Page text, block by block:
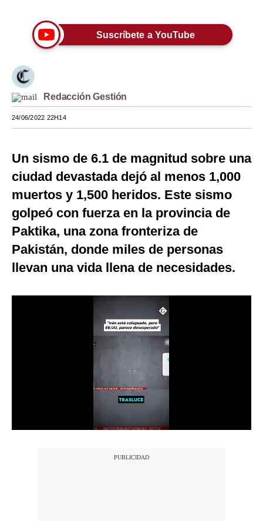
Viajes
Estilos
Mundo
México
España
Internacional
Tecnología
Club del Suscriptor
Mix
G de Gestión
Suscríbete a YouTube
Redacción Gestión
24/06/2022 22H14
Un sismo de 6.1 de magnitud sobre una
ciudad devastada dejó al menos 1,000
muertos y 1,500 heridos. Este sismo
golpeó con fuerza en la provincia de
Paktika, una zona fronteriza de
Pakistán, donde miles de personas
llevan una vida llena de necesidades.